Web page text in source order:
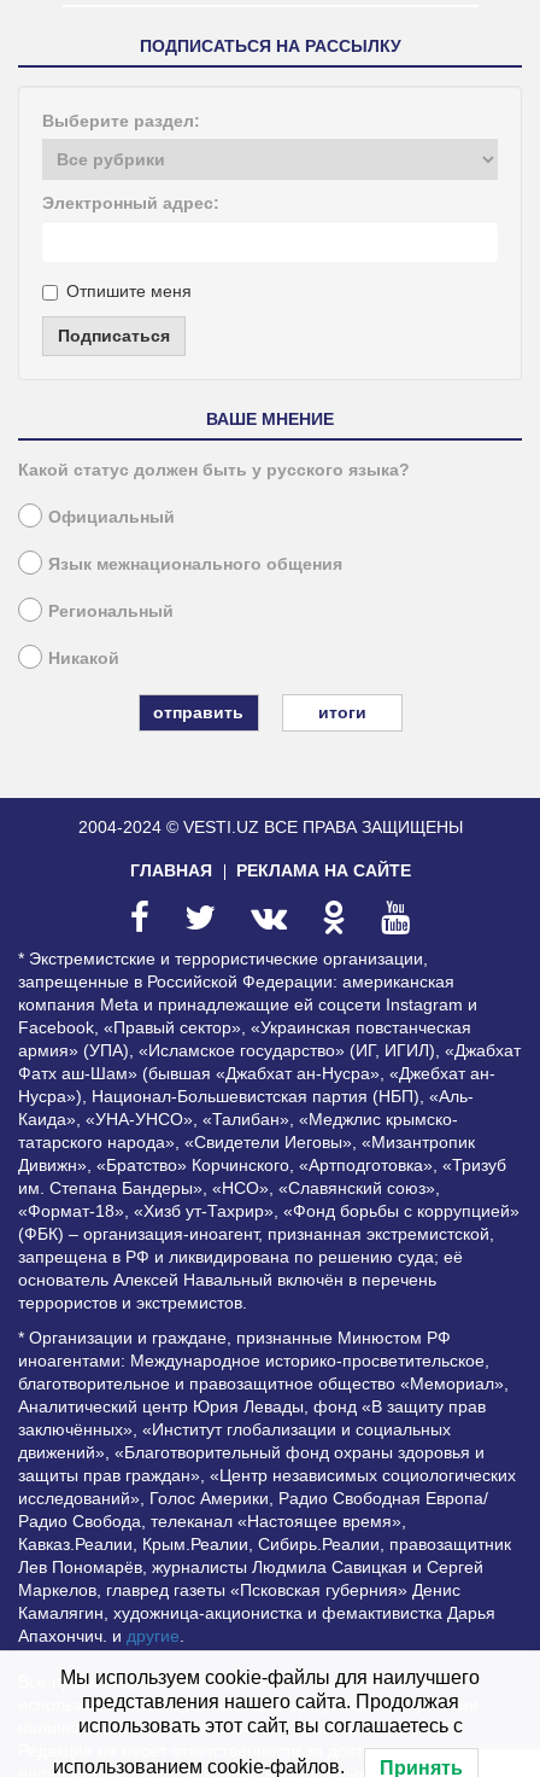
ПОДПИСАТЬСЯ НА РАССЫЛКУ
Выберите раздел:
Электронный адрес:
Отпишите меня
Подписаться
ВАШЕ МНЕНИЕ
Какой статус должен быть у русского языка?
Официальный
Язык межнационального общения
Региональный
Никакой
итоги
2004-2024 © VESTI.UZ ВСЕ ПРАВА ЗАЩИЩЕНЫ
ГЛАВНАЯ РЕКЛАМА НА САЙТЕ
* Экстремистские и террористические организации,
запрещенные в Российской Федерации: американская
компания Meta и принадлежащие ей соцсети Instagram и
Facebook, «Правый сектор», «Украинская повстанческая
армия» (УПА), «Исламское государство» (ИГ, ИГИЛ), «Джабхат
Фатх аш-Шам» (бывшая «Джабхат ан-Нусра», «Джебхат ан-
Нусра»), Национал-Большевистская партия (НБП), «Аль-
Каида», «УНА-УНСО», «Талибан», «Меджлис крымско-
татарского народа», «Свидетели Иеговы», «Мизантропик
Дивижн», «Братство» Корчинского, «Артподготовка», «Тризуб
им. Степана Бандеры», «НСО», «Славянский союз»,
«Формат-18», «Хизб ут-Тахрир», «Фонд борьбы с коррупцией»
(ФБК) – организация-иноагент, признанная экстремистской,
запрещена в РФ и ликвидирована по решению суда; её
основатель Алексей Навальный включён в перечень
террористов и экстремистов.
* Организации и граждане, признанные Минюстом РФ
иноагентами: Международное историко-просветительское,
благотворительное и правозащитное общество «Мемориал»,
Аналитический центр Юрия Левады, фонд «В защиту прав
заключённых», «Институт глобализации и социальных
движений», «Благотворительный фонд охраны здоровья и
защиты прав граждан», «Центр независимых социологических
исследований», Голос Америки, Радио Свободная Европа/
Радио Свобода, телеканал «Настоящее время»,
Кавказ.Реалии, Крым.Реалии, Сибирь.Реалии, правозащитник
Лев Пономарёв, журналисты Людмила Савицкая и Сергей
Маркелов, главред газеты «Псковская губерния» Денис
Камалягин, художница-акционистка и фемактивистка Дарья
Апахончич. и другие.
Все права защищены и охраняются законом. Любое
использование материалов сайта допустимо при условии
наличия активной гиперссылки на Vesti.UZ.
Редакция не несет ответственности за достоверность
Мы используем cookie-файлы для наилучшего
представления нашего сайта. Продолжая
использовать этот сайт, вы соглашаетесь с
использованием cookie-файлов. Принять